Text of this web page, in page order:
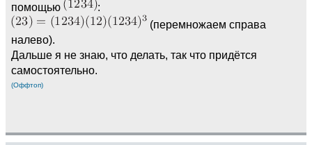
помощью
:
(перемножаем справа
налево).
Дальше я не знаю, что делать, так что придётся
самостоятельно.
(Оффтоп)